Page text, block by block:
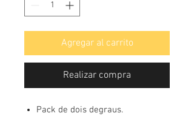
Agregar al carrito
Realizar compra
Pack de dois degraus.